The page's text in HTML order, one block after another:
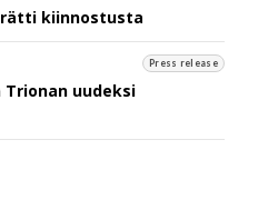
kiinnostusta
Press release
uudeksi